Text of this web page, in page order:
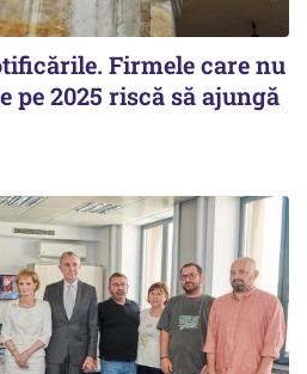
Firmele care nu
pe 2025 riscă să ajungă